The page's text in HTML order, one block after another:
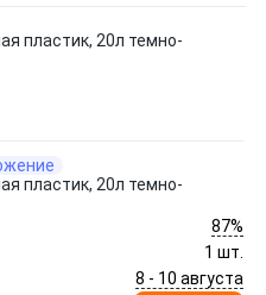
пластик, 20л темно-
пластик, 20л темно-
87%
1 шт.
8 - 10 августа